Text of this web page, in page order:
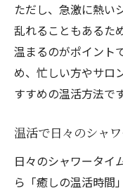
温活習慣
温活の視
シャワー
温活によ
温活シャワ
枚方市女
温活で人
ただし、急激に熱い
乱れることもあるた
温まるのがポイント
め、忙しい方やサロ
すすめの温活方法です
温活で日々のシャ
日々のシャワータイ
ら「癒しの温活時間